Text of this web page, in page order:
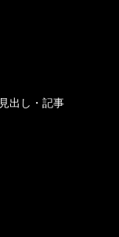
出し・記事